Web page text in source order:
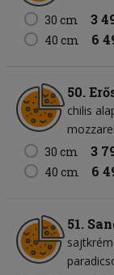
30 cm 3
40 cm 6
50.
chilis
30 cm
3
40 cm 6
51.